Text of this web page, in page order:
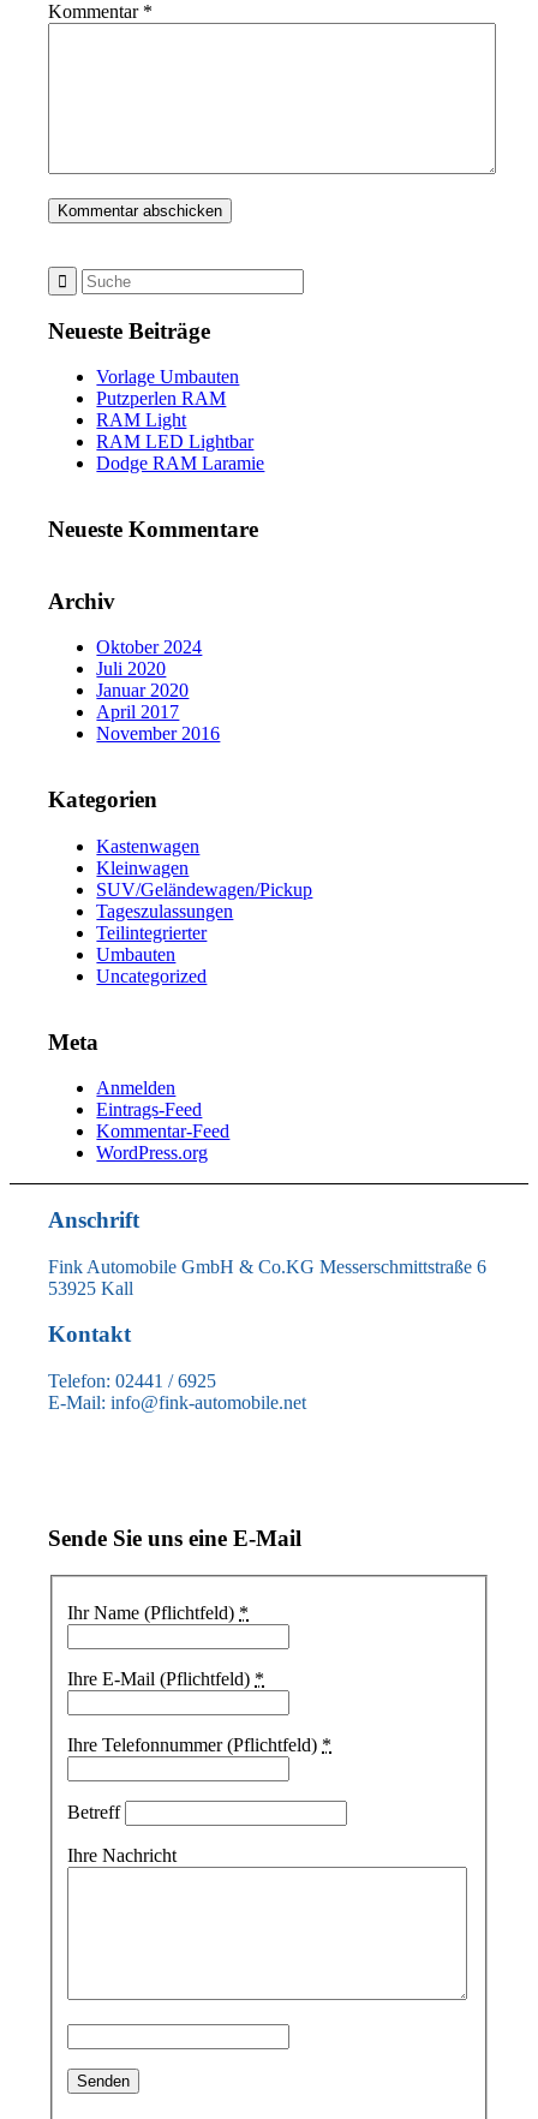
Kommentar *
Neueste Beiträge
Vorlage Umbauten
Putzperlen RAM
RAM Light
RAM LED Lightbar
Dodge RAM Laramie
Neueste Kommentare
Archiv
Oktober 2024
Juli 2020
Januar 2020
April 2017
November 2016
Kategorien
Kastenwagen
Kleinwagen
SUV/Geländewagen/Pickup
Tageszulassungen
Teilintegrierter
Umbauten
Uncategorized
Meta
Anmelden
Eintrags-Feed
Kommentar-Feed
WordPress.org
Anschrift
Fink Automobile GmbH & Co.KG Messerschmittstraße 6
53925 Kall
Kontakt
Telefon: 02441 / 6925
E-Mail: info@fink-automobile.net
Sende Sie uns eine E-Mail
Ihr Name (Pflichtfeld) *
Ihre E-Mail (Pflichtfeld) *
Ihre Telefonnummer (Pflichtfeld) *
Betreff
Ihre Nachricht